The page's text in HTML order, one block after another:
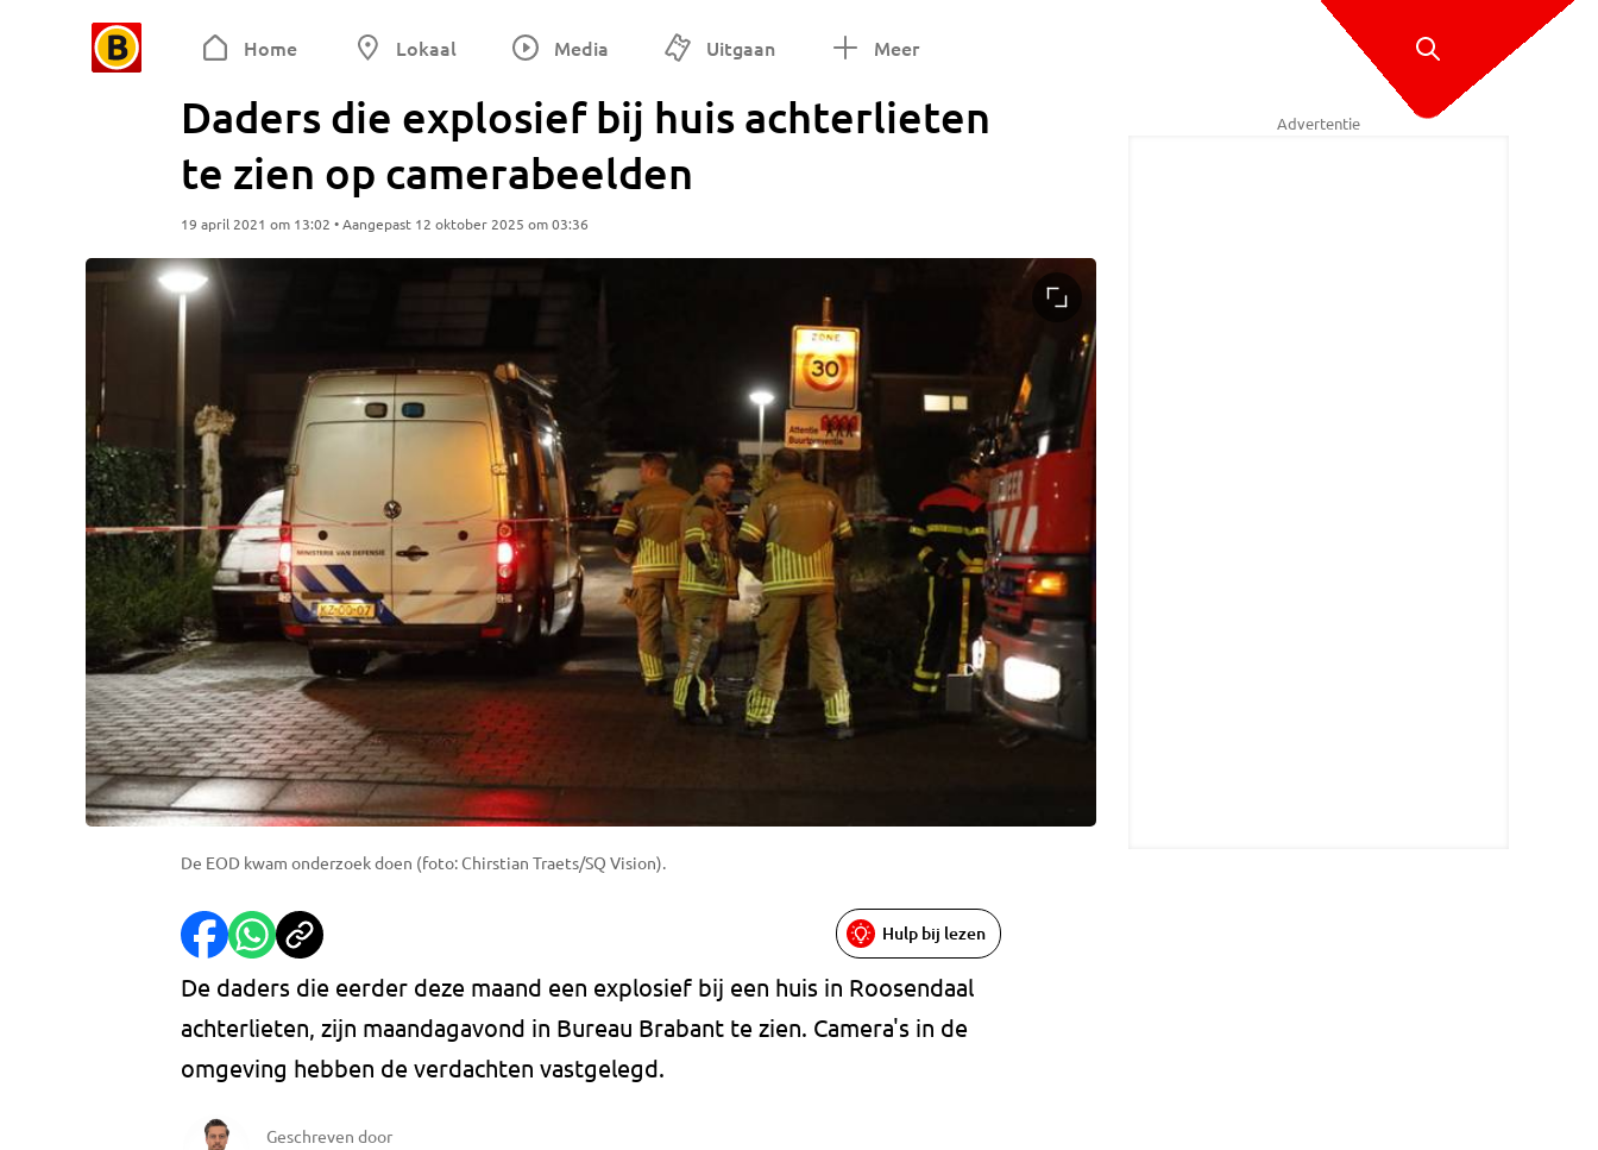
Home Lokaal Media Uitgaan Meer
Daders die explosief bij huis achterlieten
te zien op camerabeelden
19 april 2021 om 13:02 • Aangepast 12 oktober 2025 om 03:36
De EOD kwam onderzoek doen (foto: Chirstian Traets/SQ Vision).
Hulp bij lezen
De daders die eerder deze maand een explosief bij een huis in Roosendaal
achterlieten, zijn maandagavond in Bureau Brabant te zien. Camera's in de
omgeving hebben de verdachten vastgelegd.
Geschreven door
Advertentie